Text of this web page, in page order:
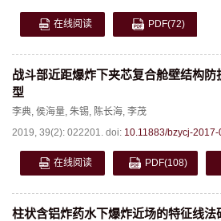
在线阅读 PDF(72)
战斗部近距爆炸下夹芯复合舱壁结构
型
李典, 侯海量, 朱锡, 陈长海, 李茂
2019, 39(2): 022201. doi: 10.11883/bzycj-2017-
在线阅读 PDF(108)
柱状含铝炸药水下爆炸近场的特征线法